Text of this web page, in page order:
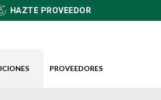
HAZTE PROVEEDOR
PROVEEDORES